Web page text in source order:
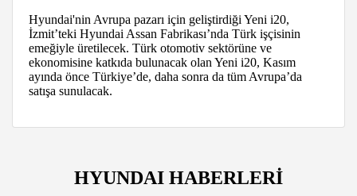
Hyundai'nin Avrupa pazarı için geliştirdiği Yeni i20,
İzmit’teki Hyundai Assan Fabrikası’nda Türk işçisinin
emeğiyle üretilecek. Türk otomotiv sektörüne ve
ekonomisine katkıda bulunacak olan Yeni i20, Kasım
ayında önce Türkiye’de, daha sonra da tüm Avrupa’da
satışa sunulacak.
HYUNDAI HABERLERİ